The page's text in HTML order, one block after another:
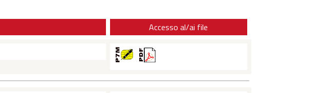
Accesso al/ai file